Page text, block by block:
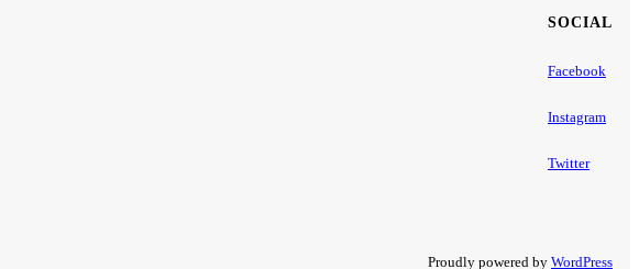
SOCIAL
Facebook
Instagram
Twitter
Proudly powered by WordPress